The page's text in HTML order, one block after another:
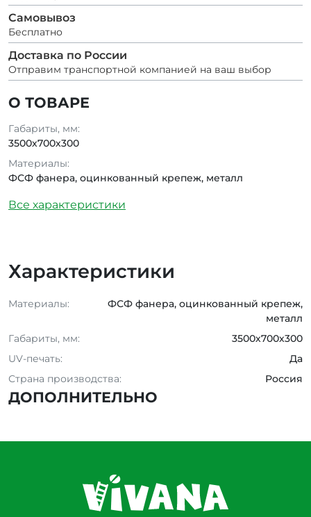
О ТОВАРЕ
Габариты, мм:
3500х700х300
Материалы:
ФСФ фанера, оцинкованный крепеж, металл
Все характеристики
Самовывоз
Бесплатно
Доставка по России
Отправим транспортной компанией на ваш выбор
Характеристики
Материалы:
ФСФ фанера, оцинкованный крепеж,
металл
Габариты, мм:
3500х700х300
UV-печать:
Да
Страна производства:
Россия
ДОПОЛНИТЕЛЬНО